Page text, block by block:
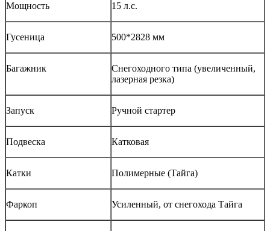
Мощность 15 л.с.
Гусеница 500*2828 мм
Багажник
Снегоходного типа (увеличенный,
лазерная резка)
Запуск Ручной стартер
Подвеска Катковая
Катки Полимерные (Тайга)
Фаркоп Усиленный, от снегохода Тайга